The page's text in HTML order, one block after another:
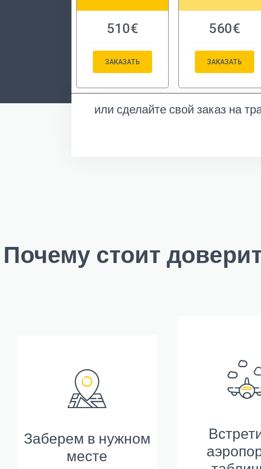
510€
ЗАКАЗАТЬ
560€
ЗАКАЗАТЬ
или сделайте свой заказ на
Почему стоит
Заберем в нужном
месте